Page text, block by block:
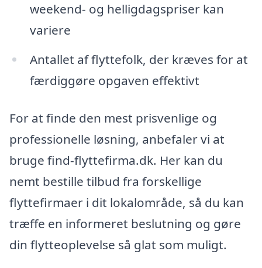
weekend- og helligdagspriser kan
variere
Antallet af flyttefolk, der kræves for at
færdiggøre opgaven effektivt
For at finde den mest prisvenlige og
professionelle løsning, anbefaler vi at
bruge find-flyttefirma.dk. Her kan du
nemt bestille tilbud fra forskellige
flyttefirmaer i dit lokalområde, så du kan
træffe en informeret beslutning og gøre
din flytteoplevelse så glat som muligt.